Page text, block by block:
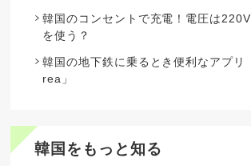
韓国のコンセントで充電！電圧は
を使う？
韓国の地下鉄に乗るとき便利なアプリ
rea」
韓国をもっと知る